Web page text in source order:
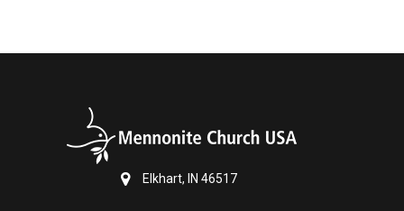
Elkhart, IN 46517